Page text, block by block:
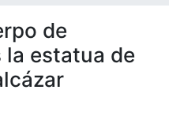
de
la estatua de